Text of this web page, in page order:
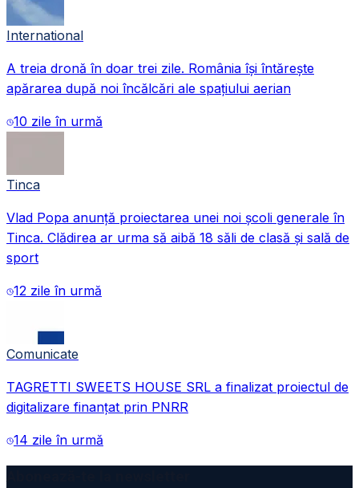
International
A treia dronă în doar trei zile. România își întărește
apărarea după noi încălcări ale spațiului aerian
10 zile în urmă
Tinca
Vlad Popa anunță proiectarea unei noi școli generale în
Tinca. Clădirea ar urma să aibă 18 săli de clasă și sală de
sport
12 zile în urmă
Comunicate
TAGRETTI SWEETS HOUSE SRL a finalizat proiectul de
digitalizare finanțat prin PNRR
14 zile în urmă